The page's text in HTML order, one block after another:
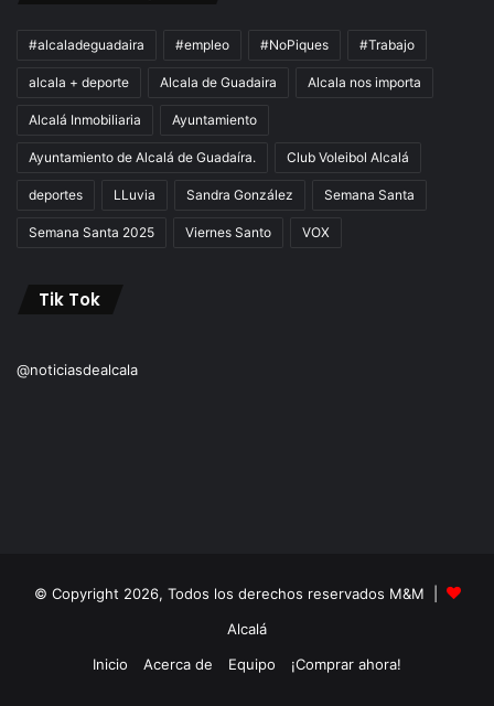
#alcaladeguadaira #empleo #NoPiques #Trabajo
alcala + deporte Alcala de Guadaira Alcala nos importa
Alcalá Inmobiliaria Ayuntamiento
Ayuntamiento de Alcalá de Guadaíra. Club Voleibol Alcalá
deportes LLuvia Sandra González Semana Santa
Semana Santa 2025 Viernes Santo VOX
Tik Tok
@noticiasdealcala
© Copyright 2026, Todos los derechos reservados M&M |
Alcalá
Inicio
Acerca de Equipo ¡Comprar ahora!